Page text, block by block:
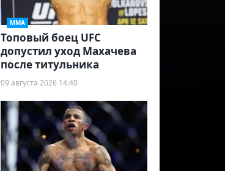
ММА
Топовый боец UFC
допустил уход Махачева
после титульника
09 августа 2026 14:40